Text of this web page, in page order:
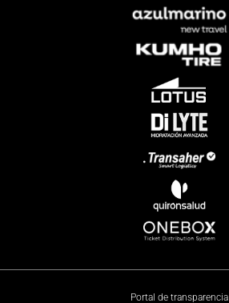
Portal de transparencia